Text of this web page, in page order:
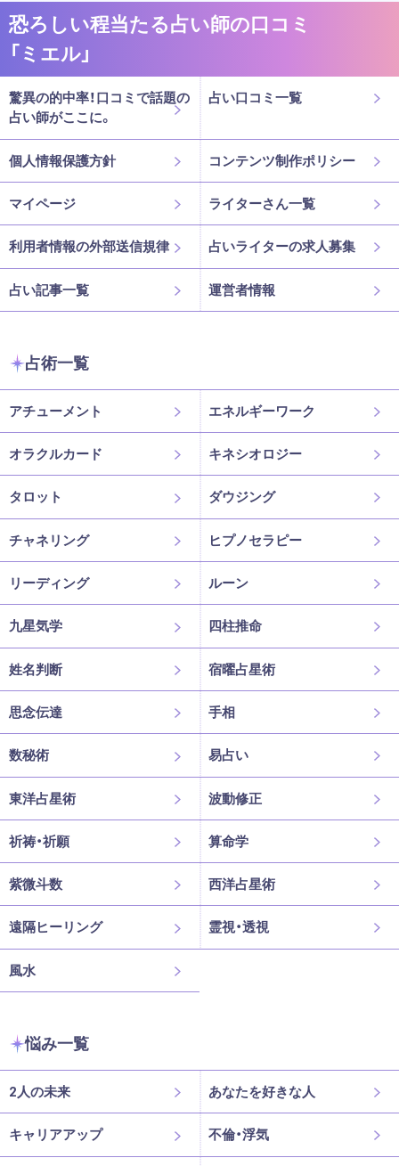
恐ろしい程当たる占い師の口コミ
「ミエル」
驚異の的中率！口コミで話題の
占い師がここに。
占い口コミ一覧
個人情報保護方針 コンテンツ制作ポリシー
マイページ ライターさん一覧
利用者情報の外部送信規律 占いライターの求人募集
占い記事一覧 運営者情報
占術一覧
アチューメント エネルギーワーク
オラクルカード キネシオロジー
タロット ダウジング
チャネリング ヒプノセラピー
リーディング ルーン
九星気学 四柱推命
姓名判断 宿曜占星術
思念伝達 手相
数秘術 易占い
東洋占星術 波動修正
祈祷・祈願 算命学
紫微斗数 西洋占星術
遠隔ヒーリング 霊視・透視
風水
悩み一覧
2人の未来 あなたを好きな人
キャリアアップ 不倫・浮気